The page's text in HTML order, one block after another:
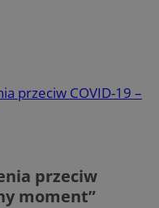
przeciw COVID-19 –
przeciw
moment”